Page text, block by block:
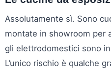
Assolutamente sì. Sono
montate in showroom per
gli elettrodomestici sono
L’unico rischio è qualche